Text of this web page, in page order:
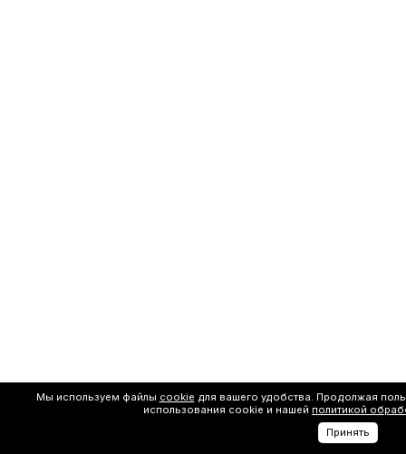
Мы используем файлы cookie для вашего удобства. Продолжая
использования cookie и нашей политикой
Принять